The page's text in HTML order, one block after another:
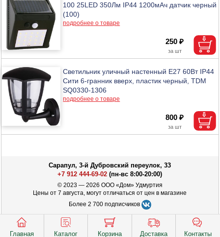
Главная Каталог Корзина Доставка Контакты
100 25LED 350Лм IP44 1200мАч датчик черный
(100)
подробнее о товаре
250 ₽
Светильник уличный настенный Е27 60Вт IP44
Сити 6-гранник вверх, пластик черный, TDM
SQ0330-1306
подробнее о товаре
800 ₽
Сарапул, 3-й Дубровский переулок, 33
+7 912 444-69-02 (пн-вс 8:00-20:00)
© 2023 — 2026 ООО «Дом» Удмуртия
Цены от 7 августа, могут отличаться от цен в магазине
Более 2 700 подписчиков